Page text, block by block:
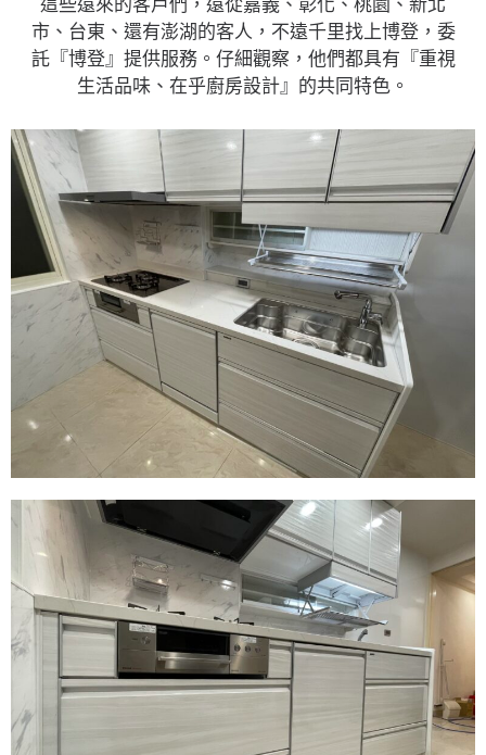
這些遠來的客戶們，遠從嘉義、彰化、桃園、新北
市、台東、還有澎湖的客人，不遠千里找上博登，委
託『博登』提供服務。仔細觀察，他們都具有『重視
生活品味、在乎廚房設計』的共同特色。